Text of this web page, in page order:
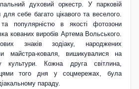
духовий оркестр. У парковій
для себе багато цікавого та веселого.
популярністю в якості фотозони
кованих виробів Артема Вольського.
знаків зодіаку, народжених
майстра-коваля, вишикувалися на
культури. Кожна друга світлина,
того дня у соцмережах, була
параду.